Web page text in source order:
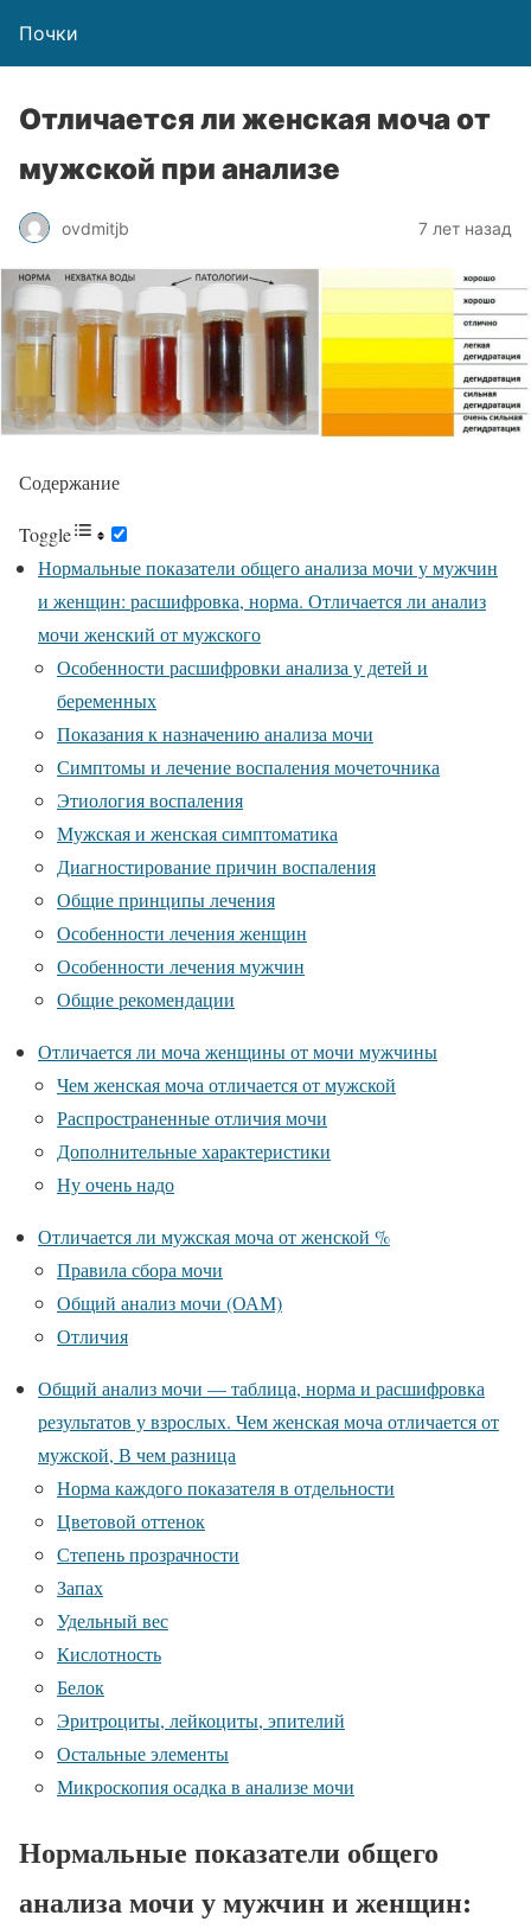
Почки
Отличается ли женская моча от
мужской при анализе
ovdmitjb 7 лет назад
Содержание
Toggle
Нормальные показатели общего анализа мочи у мужчин
и женщин: расшифровка, норма. Отличается ли анализ
мочи женский от мужского
Особенности расшифровки анализа у детей и
беременных
Показания к назначению анализа мочи
Симптомы и лечение воспаления мочеточника
Этиология воспаления
Мужская и женская симптоматика
Диагностирование причин воспаления
Общие принципы лечения
Особенности лечения женщин
Особенности лечения мужчин
Общие рекомендации
Отличается ли моча женщины от мочи мужчины
Чем женская моча отличается от мужской
Распространенные отличия мочи
Дополнительные характеристики
Ну очень надо
Отличается ли мужская моча от женской %
Правила сбора мочи
Общий анализ мочи (ОАМ)
Отличия
Общий анализ мочи — таблица, норма и расшифровка
результатов у взрослых. Чем женская моча отличается от
мужской, В чем разница
Норма каждого показателя в отдельности
Цветовой оттенок
Степень прозрачности
Запах
Удельный вес
Кислотность
Белок
Эритроциты, лейкоциты, эпителий
Остальные элементы
Микроскопия осадка в анализе мочи
Нормальные показатели общего
анализа мочи у мужчин и женщин: